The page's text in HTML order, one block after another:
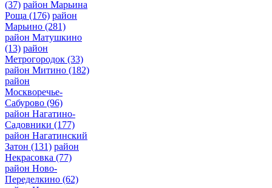
(37) район Марьина
Роща (176) район
Марьино (281)
район Матушкино
(13) район
Метрогородок (33)
район Митино (182)
район
Москворечье-
Сабурово (96)
район Нагатино-
Садовники (177)
район Нагатинский
Затон (131) район
Некрасовка (77)
район Ново-
Переделкино (62)